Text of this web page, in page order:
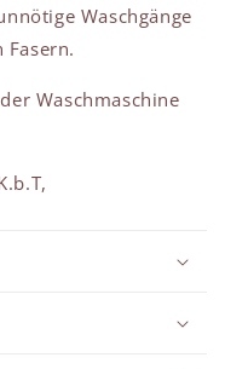
Waschgänge
Waschmaschine